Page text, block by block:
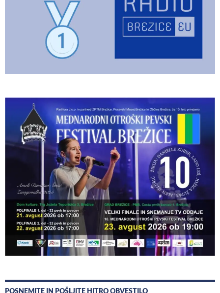
POSNEMITE IN POŠLJITE HITRO OBVESTILO